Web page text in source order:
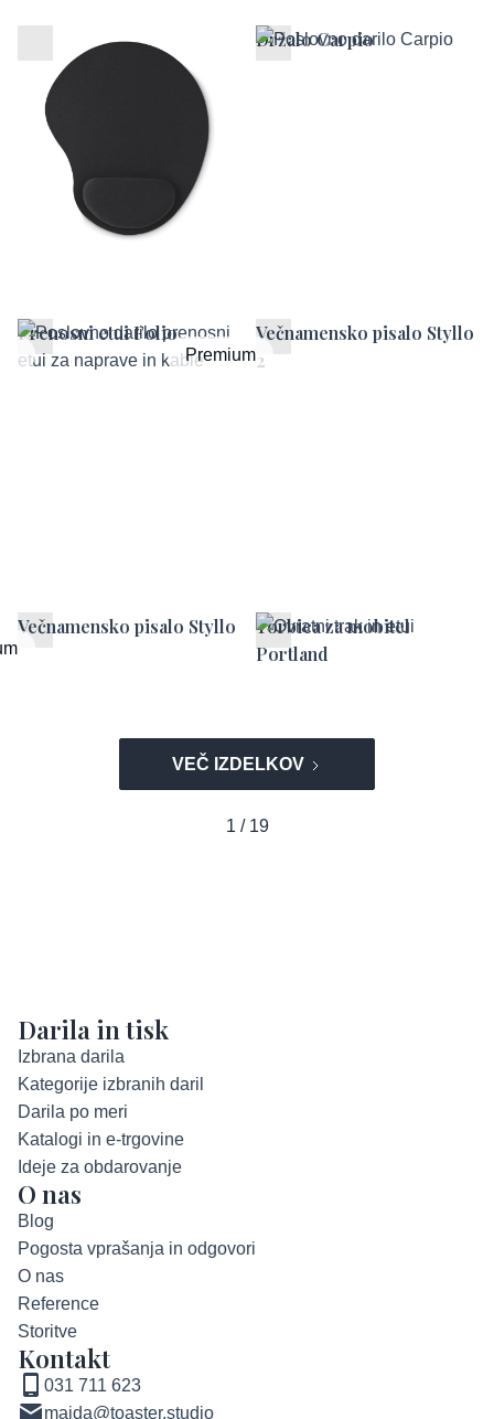
Ergonomska podloga za
miško
Držalo Carpio
Prenosni etui Folio
Premium
Večnamensko pisalo Styllo
2
Večnamensko pisalo Styllo
Torbica za mobitel
Portland
VEČ IZDELKOV
1 / 19
Darila in tisk
Izbrana darila
Kategorije izbranih daril
Darila po meri
Katalogi in e-trgovine
Ideje za obdarovanje
O nas
Blog
Pogosta vprašanja in odgovori
O nas
Reference
Storitve
Kontakt
031 711 623
majda@toaster.studio